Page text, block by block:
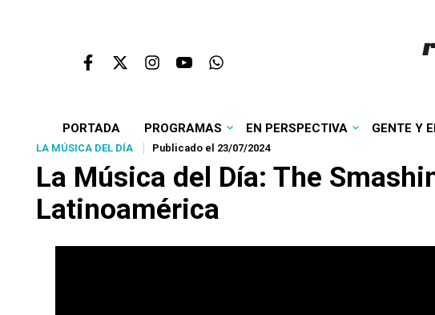
PORTADA PROGRAMAS EN PERSPECTIVA GENTE Y
LA MÚSICA DEL DÍA Publicado el 23/07/2024
La Música del Día: The
Latinoamérica